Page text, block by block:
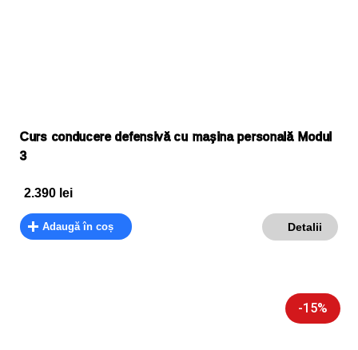
Curs conducere defensivă cu mașina personală Modul
3
2.390 lei
Adaugă în coș Detalii
-15%